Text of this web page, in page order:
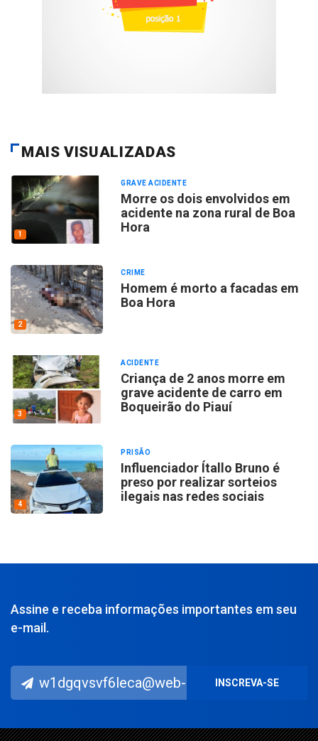
MAIS VISUALIZADAS
1
GRAVE ACIDENTE
Morre os dois envolvidos em
acidente na zona rural de Boa
Hora
2
CRIME
Homem é morto a facadas em
Boa Hora
3
ACIDENTE
Criança de 2 anos morre em
grave acidente de carro em
Boqueirão do Piauí
4
PRISÃO
Influenciador Ítallo Bruno é
preso por realizar sorteios
ilegais nas redes sociais
Assine e receba informações importantes em seu
e-mail.